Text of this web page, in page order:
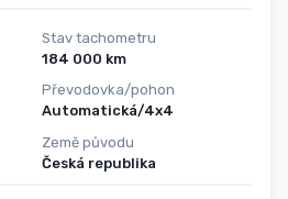
Stav tachometru
184 000 km
Převodovka/pohon
Automatická/4x4
Země původu
Česká republika